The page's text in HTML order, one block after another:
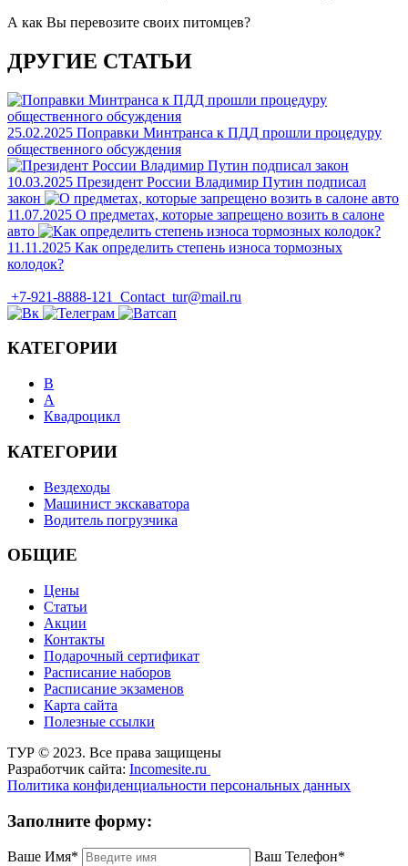
А как Вы перевозите своих питомцев?
ДРУГИЕ СТАТЬИ
25.02.2025 Поправки Минтранса к ПДД прошли процедуру
общественного обсуждения
10.03.2025 Президент России Владимир Путин подписал
закон
11.07.2025 О предметах, которые запрещено возить в салоне
авто
11.11.2025 Как определить степень износа тормозных
колодок?
+7-921-8888-121 Contact_tur@mail.ru
КАТЕГОРИИ
B
А
Квадроцикл
КАТЕГОРИИ
Вездеходы
Машинист экскаватора
Водитель погрузчика
ОБЩИЕ
Цены
Статьи
Акции
Контакты
Подарочный сертификат
Расписание наборов
Расписание экзаменов
Карта сайта
Полезные ссылки
ТУР © 2023. Все права защищены
Разработчик сайта: Incomesite.ru
Политика конфиденциальности персональных данных
Заполните форму:
Ваше Имя* Ваш Телефон*